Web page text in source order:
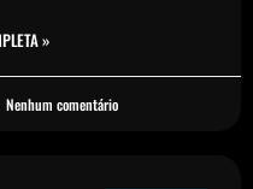
»
Nenhum comentário